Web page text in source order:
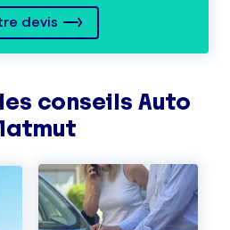
devis
conseils Auto